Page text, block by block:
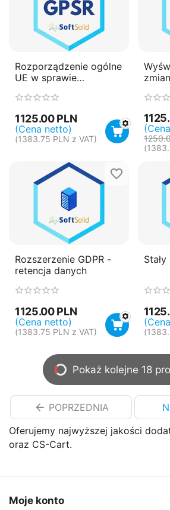
Oferujemy najwyższej jakości
oraz CS-Cart.
Rozporządzenie ogólne
UE w sprawie
produktów (GPSR)
1125.00 PLN
(Cena netto)
(1383.75 PLN z VAT)
(
Rozszerzenie GDPR -
retencja danych
1125.00 PLN
(Cena netto)
(1383.75 PLN z VAT) (
Pokaż kolejne 18
POPRZEDNIA
Moje konto